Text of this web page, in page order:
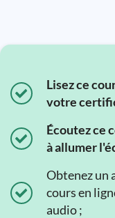
Lisez ce
votre
Écoutez ce
à allumer
Obtenez un
cours en
audio ;